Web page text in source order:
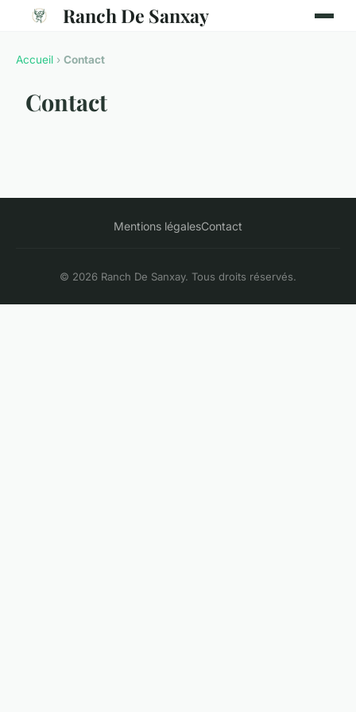
Ranch De Sanxay
Accueil › Contact
Contact
Mentions légalesContact
© 2026 Ranch De Sanxay. Tous droits réservés.